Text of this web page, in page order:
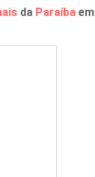
da Paraíba em